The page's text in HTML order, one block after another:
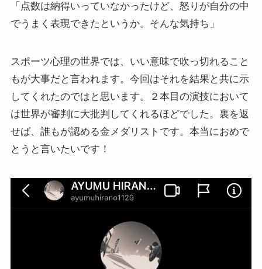
「点数は納得いっていなかったけど、怒りが自分の中
でうまく表現できたというか。そんな気持ち」
スポーツ心理の世界では、いい意味で吹っ切れること
もが大事だと言われます。今回はそれを結果と共に示
してくれたのではと思います。２本目の演技において
は世界が審判に大批判してくれるほどでした。裏を返
せば、誰もが認める金メダリストです。本当におめで
とうと言いたいです！